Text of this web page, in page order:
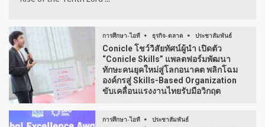
การศึกษา-ไอที ธุรกิจ-ตลาด ประชาสัมพันธ์
Conicle โชว์วิสัยทัศน์ผู้นำ เปิดตัว
“Conicle Skills” แพลตฟอร์มพัฒนา
ทักษะคนยุคใหม่สู่โลกอนาคต พลิกโฉม
องค์กรสู่ Skills-Based Organization
ขับเคลื่อนแรงงานไทยรับมือวิกฤต
การศึกษา-ไอที ประชาสัมพันธ์